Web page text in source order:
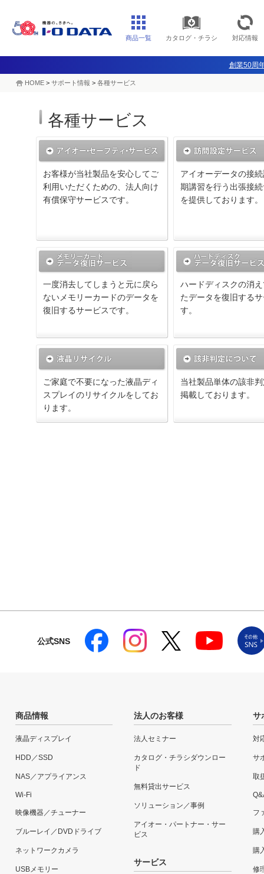
商品一覧 カタログ・チラシ 対応情報
創業50周
HOME > サポート情報 > 各種サービス
各種サービス
お客様が当社製品を安心してご
利用いただくための、法人向け
有償保守サービスです。
アイオーデータの接
期講習を行う出張接
を提供しております。
一度消去してしまうと元に戻ら
ないメモリーカードのデータを
復旧するサービスです。
ハードディスクの消
たデータを復旧する
す。
ご家庭で不要になった液晶ディ
スプレイのリサイクルをしてお
ります。
当社製品単体の該非
掲載しております。
公式SNS
商品情報
液晶ディスプレイ
HDD／SSD
NAS／アプライアンス
Wi-Fi
映像機器／チューナー
ブルーレイ／DVDドライブ
ネットワークカメラ
USBメモリー
法人のお客様
法人セミナー
カタログ・チラシダウンロー
ド
無料貸出サービス
ソリューション／事例
アイオー・パートナー・サー
ビス
サービス
サ
対
サ
取
フ
購
購
修